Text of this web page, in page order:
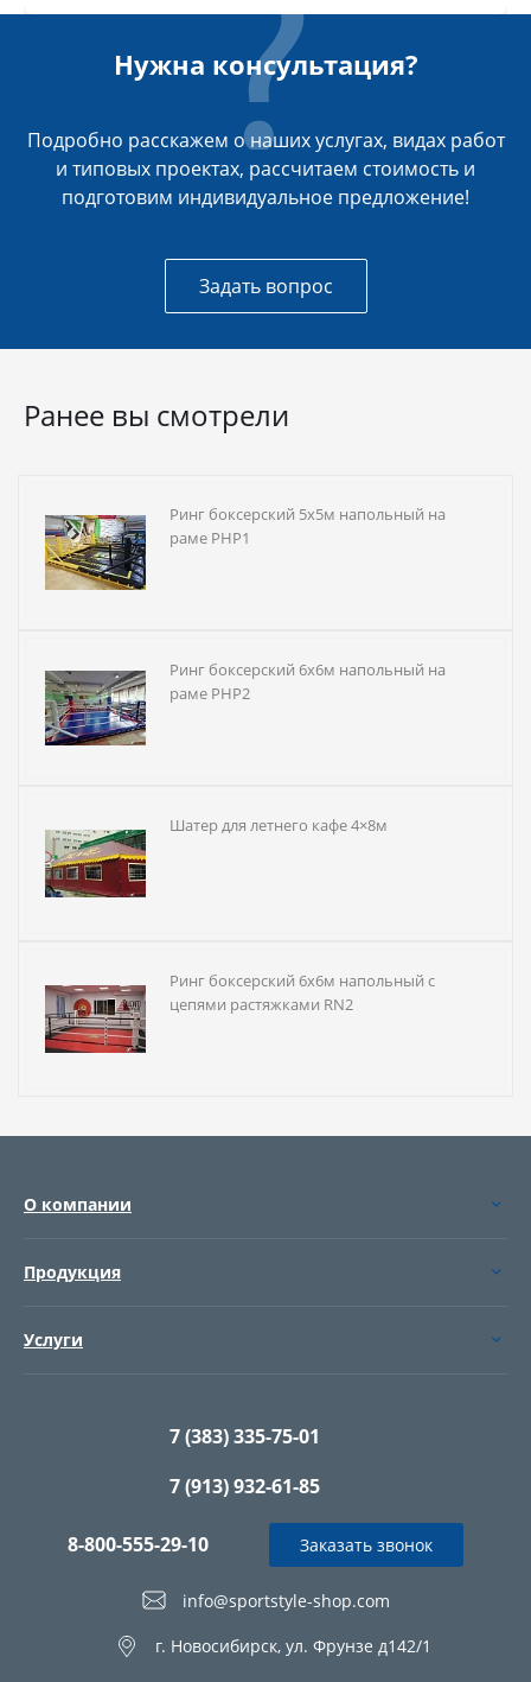
Нужна консультация?
Подробно расскажем о наших услугах, видах работ
и типовых проектах, рассчитаем стоимость и
подготовим индивидуальное предложение!
Задать вопрос
Ранее вы смотрели
Ринг боксерский 5х5м напольный на
раме РНР1
Ринг боксерский 6х6м напольный на
раме РНР2
Шатер для летнего кафе 4×8м
Ринг боксерский 6х6м напольный с
цепями растяжками RN2
О компании
Продукция
Услуги
7 (383) 335-75-01
7 (913) 932-61-85
8-800-555-29-10
info@sportstyle-shop.com
г. Новосибирск, ул. Фрунзе д142/1
Заказать звонок